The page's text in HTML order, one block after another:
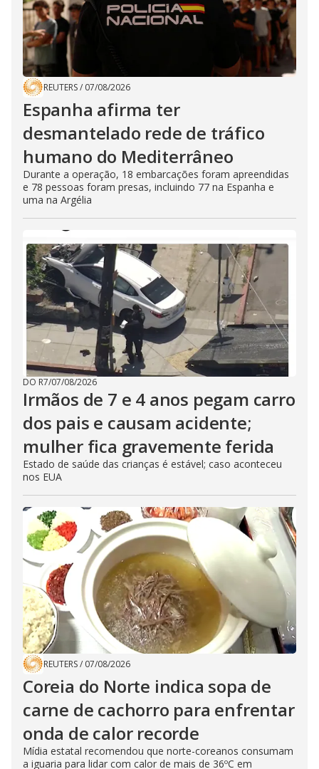
REUTERS/ 07/08/2026
Espanha afirma ter
desmantelado rede de tráfico
humano do Mediterrâneo
Durante a operação, 18 embarcações foram apreendidas
e 78 pessoas foram presas, incluindo 77 na Espanha e
uma na Argélia
DO R7/07/08/2026
Irmãos de 7 e 4 anos pegam carro
dos pais e causam acidente;
mulher fica gravemente ferida
Estado de saúde das crianças é estável; caso aconteceu
nos EUA
REUTERS/ 07/08/2026
Coreia do Norte indica sopa de
carne de cachorro para enfrentar
onda de calor recorde
Mídia estatal recomendou que norte-coreanos consumam
a iguaria para lidar com calor de mais de 36ºC em